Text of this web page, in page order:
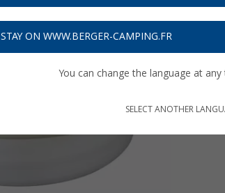
STAY ON WWW.BERGER-CAMPING.FR
You can change the language at
SELECT ANOTHER